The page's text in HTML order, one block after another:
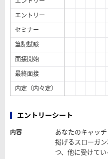
エントリー
セミナー
筆記試験
面接開始
最終面接
内定（内々定）
エントリーシート
内容
あなたのキャッ
掲げるスローガ
つ、他に受けて